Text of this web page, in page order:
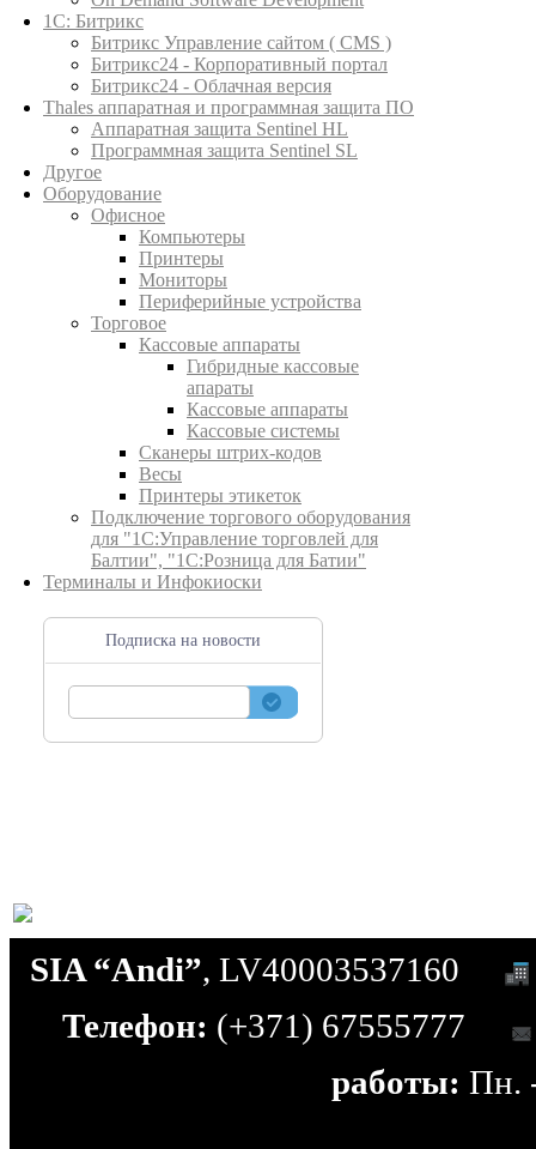
1С: Битрикс
Битрикс Управление сайтом ( CMS )
Битрикс24 - Корпоративный портал
Битрикс24 - Облачная версия
Thales аппаратная и программная защита ПО
Аппаратная защита Sentinel HL
Программная защита Sentinel SL
Другое
Оборудование
Офисное
Компьютеры
Принтеры
Мониторы
Периферийные устройства
Торговое
Кассовые аппараты
Гибридные кассовые
апараты
Кассовые аппараты
Кассовые системы
Сканеры штрих-кодов
Весы
Принтеры этикеток
Подключение торгового оборудования
для "1С:Управление торговлей для
Балтии", "1С:Розница для Батии"
Терминалы и Инфокиоски
Подписка на новости
SIA “Andi”, LV40003537160
Телефон: (+371) 67555777
работы: Пн.